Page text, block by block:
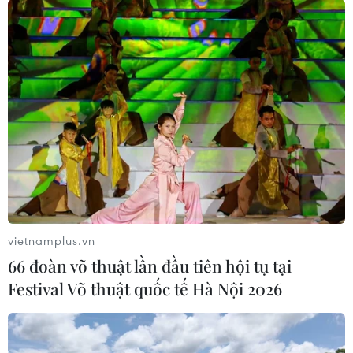
thương hiệu U Minh hạ
25/03/2017 12:18
Trong thời gian gần đây trên địa bàn huyện U Minh xuất
hiện một số đối tượng kinh doanh, vận chuyển ong nuôi
và mật ong từ các tỉnh khác (không rõ nguồn gốc, xuất
xứ) về huyện U Minh để nuôi và bán.
vietnamplus.vn
66 đoàn võ thuật lần đầu tiên hội tụ tại
Festival Võ thuật quốc tế Hà Nội 2026